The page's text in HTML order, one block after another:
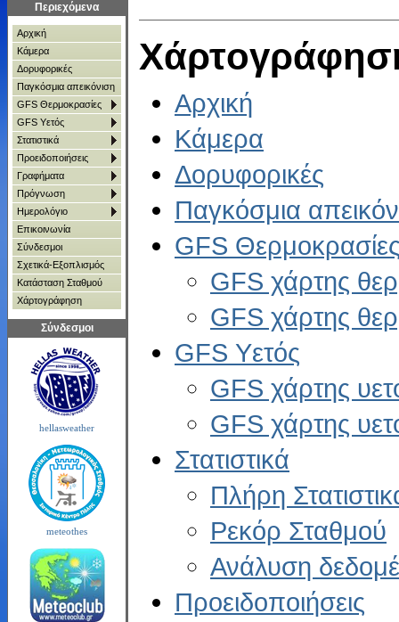
Περιεχόμενα
Αρχική
Κάμερα
Δορυφορικές
Παγκόσμια απεικόνιση
GFS Θερμοκρασίες
GFS Υετός
Στατιστικά
Προειδοποιήσεις
Γραφήματα
Πρόγνωση
Ημερολόγιο
Επικοινωνία
Σύνδεσμοι
Σχετικά-Εξοπλισμός
Κατάσταση Σταθμού
Χάρτoγράφηση
Σύνδεσμοι
hellasweather
meteothes
Αρχική
Κάμερα
Δορυφορικές
Παγκόσμια
GFS
GFS χάρτης
GFS χάρτης
GFS Υετός
GFS χάρτης
GFS χάρτης
Στατιστικά
Πλήρη
Ρεκόρ Σταθμού
Ανάλυση
Προειδοποιήσεις